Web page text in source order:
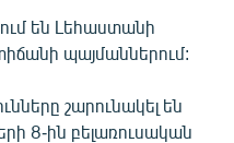
են Լեհաստանի
պայմաններում:
շարունակել են
8-ին բելառուսական